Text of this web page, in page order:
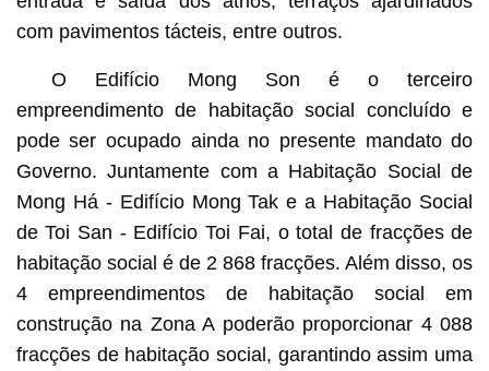
com pavimentos tácteis, entre outros.
O Edifício Mong Son é o terceiro
empreendimento de habitação social concluído e
pode ser ocupado ainda no presente mandato do
Governo. Juntamente com a Habitação Social de
Mong Há - Edifício Mong Tak e a Habitação Social
de Toi San - Edifício Toi Fai, o total de fracções de
habitação social é de 2 868 fracções. Além disso, os
4 empreendimentos de habitação social em
construção na Zona A poderão proporcionar 4 088
fracções de habitação social, garantindo assim uma